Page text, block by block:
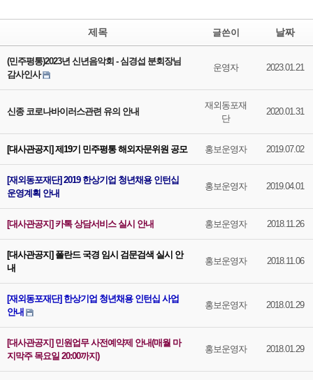
제목 글쓴이 날짜
(민주평통)2023년 신년음악회 - 심경섭 분회장님
감사인사
운영자 2023.01.21
신종 코로나바이러스관련 유의 안내
재외동포재
단
2020.01.31
[대사관공지] 제19기 민주평통 해외자문위원 공모 홍보운영자 2019.07.02
[재외동포재단] 2019 한상기업 청년채용 인턴십
운영계획 안내
홍보운영자 2019.04.01
[대사관공지] 카톡 상담서비스 실시 안내 홍보운영자 2018.11.26
[대사관공지] 폴란드 국경 임시 검문검색 실시 안
내
홍보운영자 2018.11.06
[재외동포재단] 한상기업 청년채용 인턴십 사업
안내
홍보운영자 2018.01.29
[대사관공지] 민원업무 사전예약제 안내(매월 마
지막주 목요일 20:00까지)
홍보운영자 2018.01.29